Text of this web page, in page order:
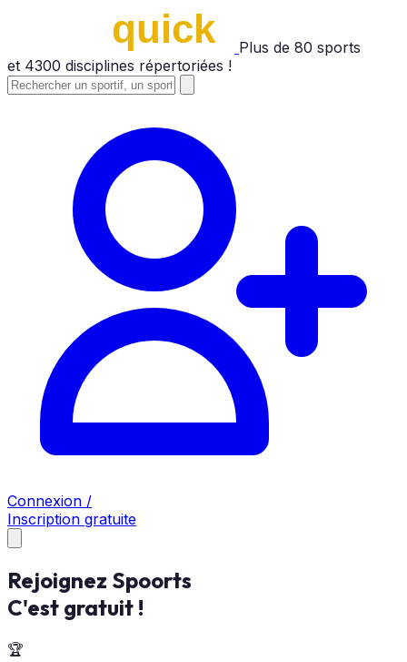
Plus de 80 sports
et 4300 disciplines répertoriées !
Connexion /
Inscription gratuite
Rejoignez Spoorts
C'est gratuit !
🏆